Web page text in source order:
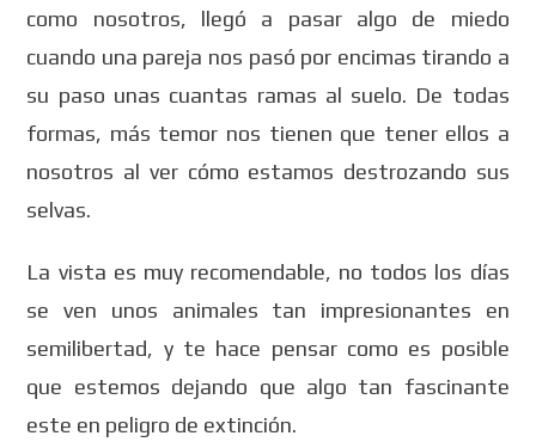
como nosotros, llegó a pasar algo de miedo
cuando una pareja nos pasó por encimas tirando a
su paso unas cuantas ramas al suelo. De todas
formas, más temor nos tienen que tener ellos a
nosotros al ver cómo estamos destrozando sus
selvas.
La vista es muy recomendable, no todos los días
se ven unos animales tan impresionantes en
semilibertad, y te hace pensar como es posible
que estemos dejando que algo tan fascinante
este en peligro de extinción.